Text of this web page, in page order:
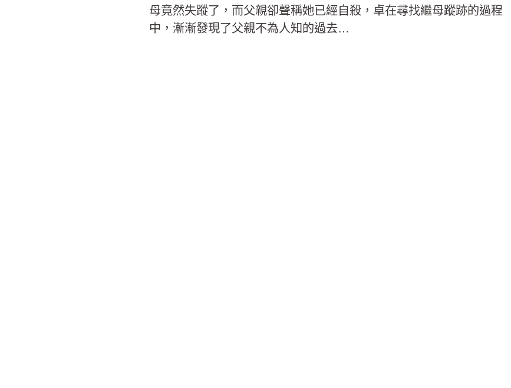
母竟然失蹤了，而父親卻聲稱她已經自殺，卓在尋找繼母蹤跡的過程
中，漸漸發現了父親不為人知的過去…